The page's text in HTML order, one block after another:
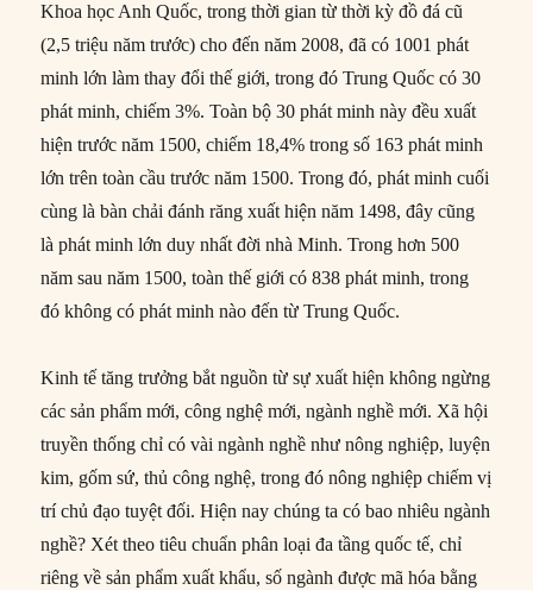
Khoa học Anh Quốc, trong thời gian từ thời kỳ đồ đá cũ
(2,5 triệu năm trước) cho đến năm 2008, đã có 1001 phát
minh lớn làm thay đổi thế giới, trong đó Trung Quốc có 30
phát minh, chiếm 3%. Toàn bộ 30 phát minh này đều xuất
hiện trước năm 1500, chiếm 18,4% trong số 163 phát minh
lớn trên toàn cầu trước năm 1500. Trong đó, phát minh cuối
cùng là bàn chải đánh răng xuất hiện năm 1498, đây cũng
là phát minh lớn duy nhất đời nhà Minh. Trong hơn 500
năm sau năm 1500, toàn thế giới có 838 phát minh, trong
đó không có phát minh nào đến từ Trung Quốc.
Kinh tế tăng trưởng bắt nguồn từ sự xuất hiện không ngừng
các sản phẩm mới, công nghệ mới, ngành nghề mới. Xã hội
truyền thống chỉ có vài ngành nghề như nông nghiệp, luyện
kim, gốm sứ, thủ công nghệ, trong đó nông nghiệp chiếm vị
trí chủ đạo tuyệt đối. Hiện nay chúng ta có bao nhiêu ngành
nghề? Xét theo tiêu chuẩn phân loại đa tầng quốc tế, chỉ
riêng về sản phẩm xuất khẩu, số ngành được mã hóa bằng